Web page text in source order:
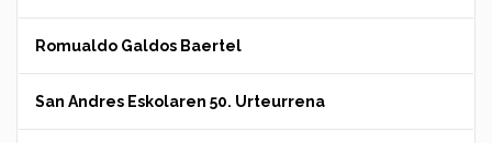
Romualdo Galdos Baertel
San Andres Eskolaren 50. Urteurrena